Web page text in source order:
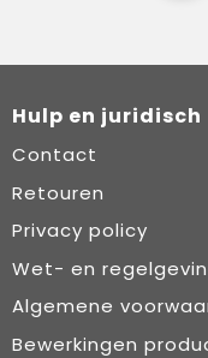
Hulp en juridisch
Contact
Retouren
Privacy policy
Wet- en
Algemene
Bewerkingen